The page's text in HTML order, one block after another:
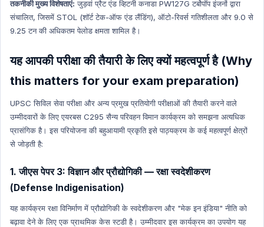
तकनीकी मुख्य विशेषताएं: जुड़वां प्रैट एंड व्हिटनी कनाडा PW127G टर्बोपॉप इंजनों द्वारा
संचालित, जिसमें STOL (शॉर्ट टेक-ऑफ एंड लैंडिंग), ऑटो-रिवर्स गतिशीलता और 9.0 से
9.25 टन की अधिकतम पेलोड क्षमता शामिल है।
यह आपकी परीक्षा की तैयारी के लिए क्यों महत्वपूर्ण है (Why
this matters for your exam preparation)
UPSC सिविल सेवा परीक्षा और अन्य प्रमुख प्रतियोगी परीक्षाओं की तैयारी करने वाले
उम्मीदवारों के लिए एयरबस C295 सैन्य परिवहन विमान कार्यक्रम को समझना अत्यधिक
प्रासंगिक है। इस परियोजना की बहुआयामी प्रकृति इसे पाठ्यक्रम के कई महत्वपूर्ण क्षेत्रों
से जोड़ती है:
1. जीएस पेपर 3: विज्ञान और प्रौद्योगिकी — रक्षा स्वदेशीकरण
(Defense Indigenisation)
यह कार्यक्रम रक्षा विनिर्माण में प्रौद्योगिकी के स्वदेशीकरण और "मेक इन इंडिया" नीति को
बढ़ावा देने के लिए एक प्राथमिक केस स्टडी है। उम्मीदवार इस कार्यक्रम का उपयोग यह